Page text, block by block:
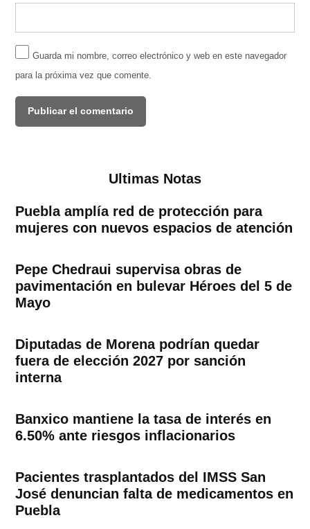
Guarda mi nombre, correo electrónico y web en este navegador
para la próxima vez que comente.
Ultimas Notas
Puebla amplía red de protección para
mujeres con nuevos espacios de atención
Pepe Chedraui supervisa obras de
pavimentación en bulevar Héroes del 5 de
Mayo
Diputadas de Morena podrían quedar
fuera de elección 2027 por sanción
interna
Banxico mantiene la tasa de interés en
6.50% ante riesgos inflacionarios
Pacientes trasplantados del IMSS San
José denuncian falta de medicamentos en
Puebla